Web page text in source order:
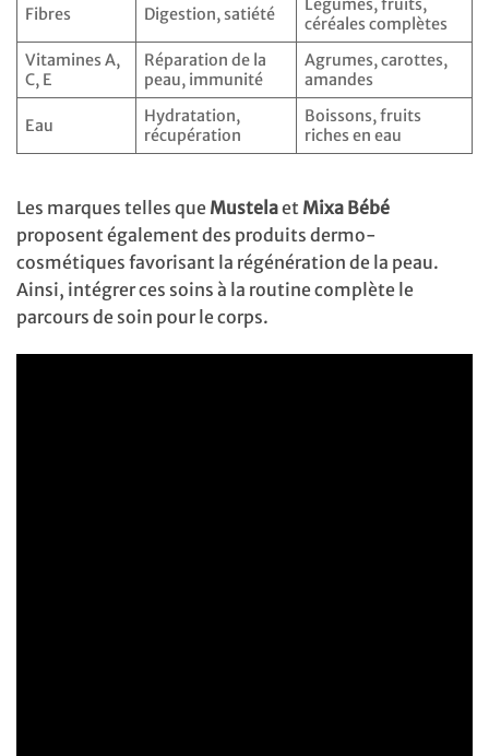
Fibres Digestion, satiété
Légumes, fruits,
céréales complètes
Vitamines A,
C, E
Réparation de la
peau, immunité
Agrumes, carottes,
amandes
Eau
Hydratation,
récupération
Boissons, fruits
riches en eau
Les marques telles que Mustelaet Mixa Bébé
proposent également des produits dermo-
cosmétiques favorisant la régénération de la peau.
Ainsi, intégrer ces soins à la routine complète le
parcours de soin pour le corps.